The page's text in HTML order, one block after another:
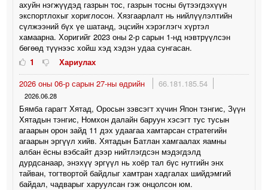
ахуйн нэгжүүдэд газрын тос, газрын тосны бүтээгдэхүүн
экспортлохыг хориглосон. Хязгаарлалт нь нийлүүлэлтийн
сүлжээний бүх үе шатанд, эцсийн хэрэглэгч хүртэл
хамаарна. Хоригийг 2023 оны 2-р сарын 1-нд нэвтрүүлсэн
бөгөөд түүнээс хойш хэд хэдэн удаа сунгасан.
1
Хариулах
2026 оны 06-р сарын 27-ны өдрийн
66.181.185.54
2026.06.28
Бямба гарагт Хятад, Оросын зэвсэгт хүчин Япон тэнгис, Зүүн
Хятадын тэнгис, Номхон далайн баруун хэсэгт тус тусын
агаарын орон зайд 11 дэх удаагаа хамтарсан стратегийн
агаарын эргүүл хийв. Хятадын Батлан ​​​​хамгаалах яамны
албан ёсны вэбсайт дээр нийтлэгдсэн мэдэгдэлд
дурдсанаар, энэхүү эргүүл нь хоёр тал бүс нутгийн энх
тайван, тогтвортой байдлыг хамтран хадгалах шийдэмгий
байдал, чадварыг харуулсан гэж онцолсон юм.